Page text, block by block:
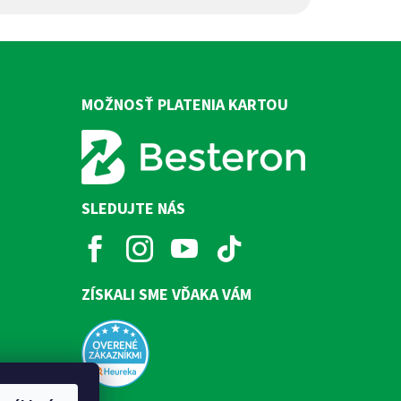
MOŽNOSŤ PLATENIA KARTOU
SLEDUJTE NÁS
ZÍSKALI SME VĎAKA VÁM